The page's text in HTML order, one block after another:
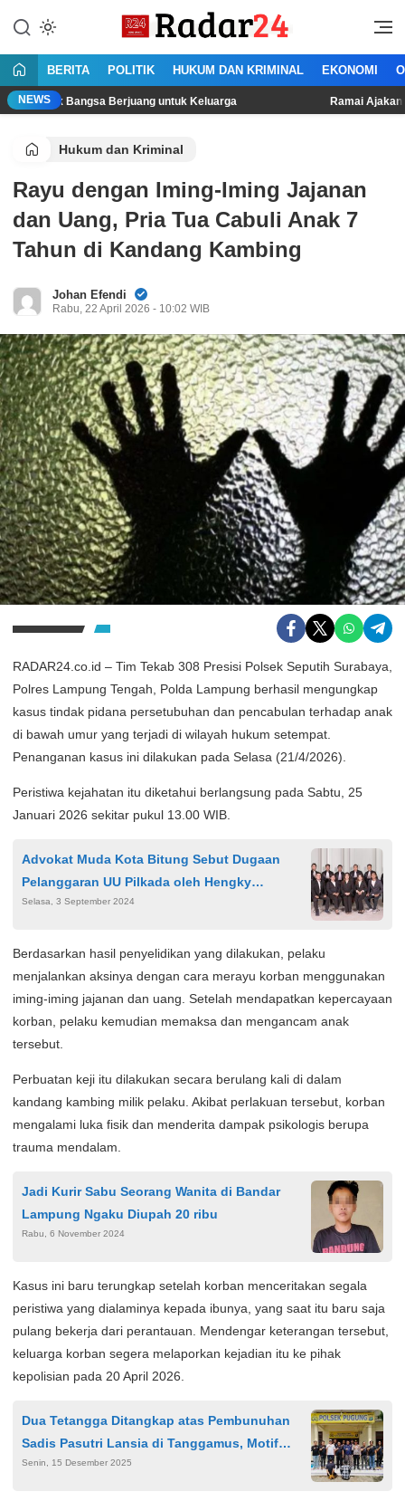
konten
Radar24.co.id
Jujur Lantang Bersuara
BERITA POLITIK HUKUM DAN KRIMINAL EKONOMI
NEWSBerjuang untuk Keluarga Ramai Ajakan Demo 10-
Hukum dan Kriminal
Rayu dengan Iming-Iming Jajanan
dan Uang, Pria Tua Cabuli Anak 7
Tahun di Kandang Kambing
Johan Efendi
Rabu, 22 April 2026 - 10:02 WIB
RADAR24.co.id – Tim Tekab 308 Presisi Polsek Seputih Surabaya,
Polres Lampung Tengah, Polda Lampung berhasil mengungkap
kasus tindak pidana persetubuhan dan pencabulan terhadap anak
di bawah umur yang terjadi di wilayah hukum setempat.
Penanganan kasus ini dilakukan pada Selasa (21/4/2026).
Peristiwa kejahatan itu diketahui berlangsung pada Sabtu, 25
Januari 2026 sekitar pukul 13.00 WIB.
Advokat Muda Kota Bitung Sebut Dugaan
Pelanggaran UU Pilkada oleh Hengky
Honandar Masih Prematur
Selasa, 3 September 2024
Berdasarkan hasil penyelidikan yang dilakukan, pelaku
menjalankan aksinya dengan cara merayu korban menggunakan
iming-iming jajanan dan uang. Setelah mendapatkan kepercayaan
korban, pelaku kemudian memaksa dan mengancam anak
tersebut.
Perbuatan keji itu dilakukan secara berulang kali di dalam
kandang kambing milik pelaku. Akibat perlakuan tersebut, korban
mengalami luka fisik dan menderita dampak psikologis berupa
trauma mendalam.
Jadi Kurir Sabu Seorang Wanita di Bandar
Lampung Ngaku Diupah 20 ribu
Rabu, 6 November 2024
Kasus ini baru terungkap setelah korban menceritakan segala
peristiwa yang dialaminya kepada ibunya, yang saat itu baru saja
pulang bekerja dari perantauan. Mendengar keterangan tersebut,
keluarga korban segera melaporkan kejadian itu ke pihak
kepolisian pada 20 April 2026.
Dua Tetangga Ditangkap atas Pembunuhan
Sadis Pasutri Lansia di Tanggamus, Motif
Masih Didalami
Senin, 15 Desember 2025